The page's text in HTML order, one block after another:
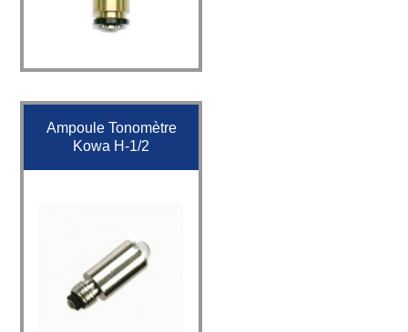
Ampoule Tonomètre
Kowa H-1/2